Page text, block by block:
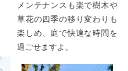
メンテナンスも楽で樹木や
草花の四季の移り変わりも
楽しめ、庭で快適な時間を
過ごせますよ。